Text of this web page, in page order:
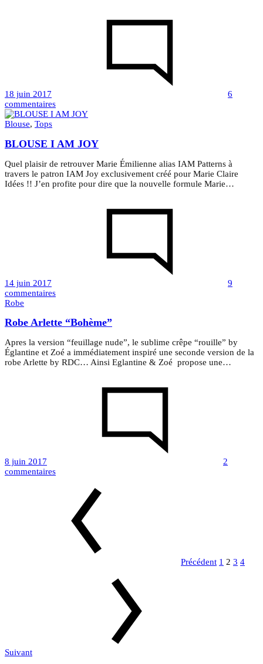
18 juin 2017
6
commentairessur
KIMONO
Blouse, Tops
BLOUSE I AM JOY
Quel plaisir de retrouver Marie Émilienne alias IAM Patterns à
travers le patron IAM Joy exclusivement créé pour Marie Claire
Idées !! J’en profite pour dire que la nouvelle formule Marie…
14 juin 2017
9
commentairessur
AM
Robe
Robe Arlette “Bohème”
Apres la version “feuillage nude”, le sublime crêpe “rouille” by
Églantine et Zoé a immédiatement inspiré une seconde version de la
robe Arlette by RDC… Ainsi Eglantine & Zoé propose une…
8 juin 2017
2
commentairessur
“Bohème”
Pagination
publications
Précédent 1 2 3 4
Suivant